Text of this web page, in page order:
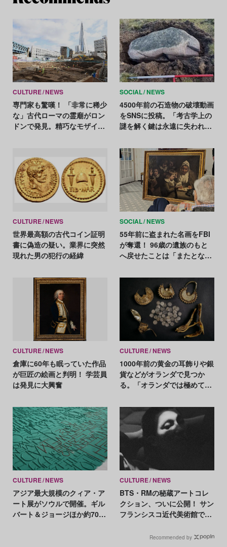
CULTURE NEWS
専門家も驚嘆！ 「非常に稀少
な」古代ローマの霊廟がロン
ドンで発見。精巧なモザイク
SOCIAL NEWS
4500年前の石造物の破壊動画
をSNSに投稿。「考古学上の
謎を解く鍵は永遠に失われ
CULTURE NEWS
世界最高額の古代コイン証明
書に偽造の疑い。業界に突然
現れた男の犯行の経緯
SOCIAL NEWS
55年前に盗まれた名画をFBI
が奪還！ 96歳の遺族のもと
へ戻せたことは「またとない
CULTURE NEWS
倉庫に60年も眠っていた作品
が巨匠の絵画と判明！ 学芸員
は発見に大興奮
CULTURE NEWS
1000年前の黄金の耳飾りや銀
貨などがオランダで見つか
る。「オランダでは極めて珍
CULTURE NEWS
アジア最大規模のクィア・ア
ート展がソウルで開催。ギル
バート＆ジョージほか約70組
CULTURE NEWS
BTS・RMの秘蔵アートコレ
クション、ついに公開！ サン
フランシスコ近代美術館での
Recommended by